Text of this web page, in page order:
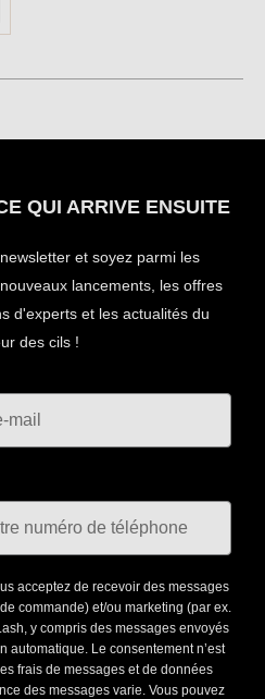
QUI ARRIVE ENSUITE
et soyez parmi les
lancements, les offres
d'experts et les actualités du
des cils !
acceptez de recevoir des messages
commande) et/ou marketing (par ex.
y compris des messages envoyés
automatique. Le consentement n’est
frais de messages et de données
des messages varie. Vous pouvez